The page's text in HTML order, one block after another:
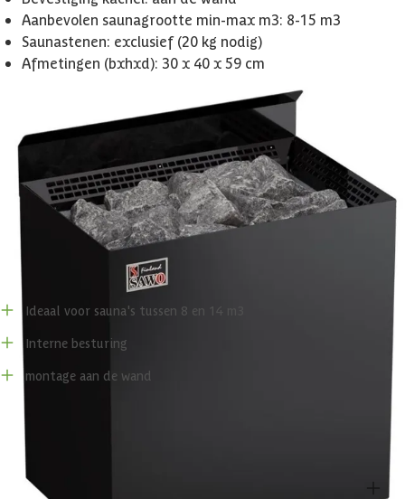
Aanbevolen saunagrootte min-max m3: 8-15 m3
Saunastenen: exclusief (20 kg nodig)
Afmetingen (bxhxd): 30 x 40 x 59 cm
Handleiding
Technische handleiding Sawo NRN-90NB-BL-Z-C Nordex
saunakachel - zwart
Voor- en nadelen
Ideaal voor sauna's tussen 8 en 14 m3
Interne besturing
montage aan de wand
Specificaties
Belangrijke specificaties